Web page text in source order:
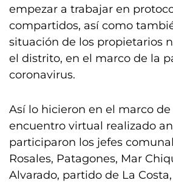
empezar a trabajar en
compartidos, así como
situación de los propietarios
el distrito, en el marco de la
coronavirus.
Así lo hicieron en el marco
encuentro virtual realizado
participaron los jefes
Rosales, Patagones, Mar
Alvarado, partido de La